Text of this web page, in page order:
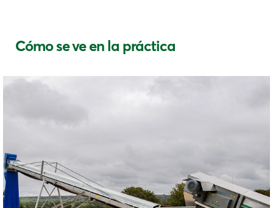
Cómo se ve en la práctica